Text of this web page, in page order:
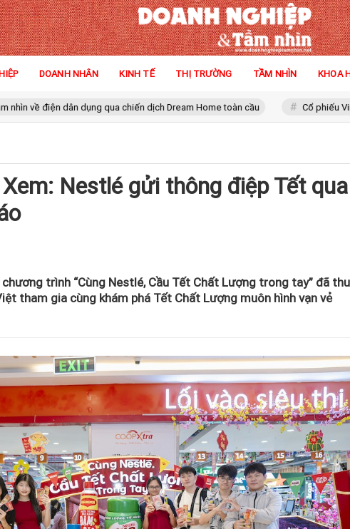
DOANH NHÂN KINH TẾ THỊ TRƯỜNG TẦM NHÌN KHOA
dân dụng qua chiến dịch Dream Home toàn cầu Cổ phiếu Vinamilk có
Nestlé gửi thông điệp Tết qua
trình “Cùng Nestlé, Cầu Tết Chất Lượng trong tay” đã thu
tham gia cùng khám phá Tết Chất Lượng muôn hình vạn vẻ